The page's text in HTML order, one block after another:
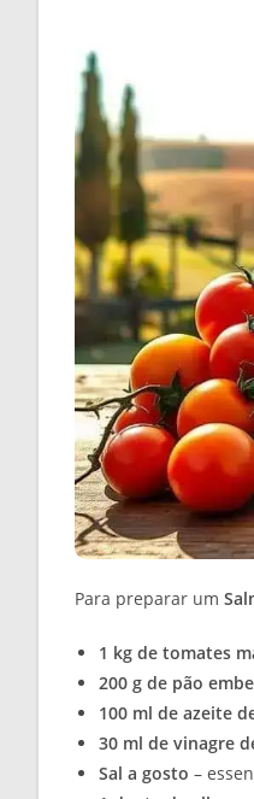
Para preparar um
1 kg de tomates
200 g de pão
100 ml de azeite
30 ml de vinagre
Sal a gosto –